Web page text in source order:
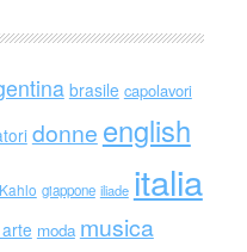
brasile capolavori
donne english
giappone iliade italia
moda musica